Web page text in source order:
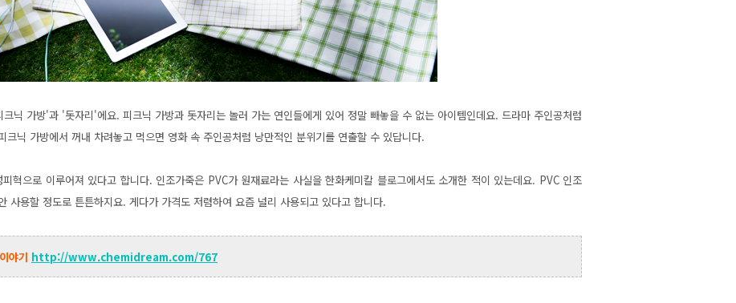
닉 가방'과 '돗자리'에요. 피크닉 가방과 돗자리는 놀러 가는 연인들에게 있어 정말 빼놓을 수 없는 아이템인데요. 드라마 주인공처럼
크닉 가방에서 꺼내 차려놓고 먹으면 영화 속 주인공처럼 낭만적인 분위기를 연출할 수 있답니다.
혁으로 이루어져 있다고 합니다. 인조가죽은 PVC가 원재료라는 사실을한화케미칼 블로그에서도 소개한 적이 있는데요. PVC 인조
사용할 정도로 튼튼하지요. 게다가 가격도 저렴하여 요즘 널리 사용되고 있다고 합니다.
야기 http://www.chemidream.com/767